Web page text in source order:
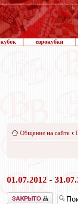
кубок еврокубки
Общение на сайте ‹
01.07.2012 -
Закрыто